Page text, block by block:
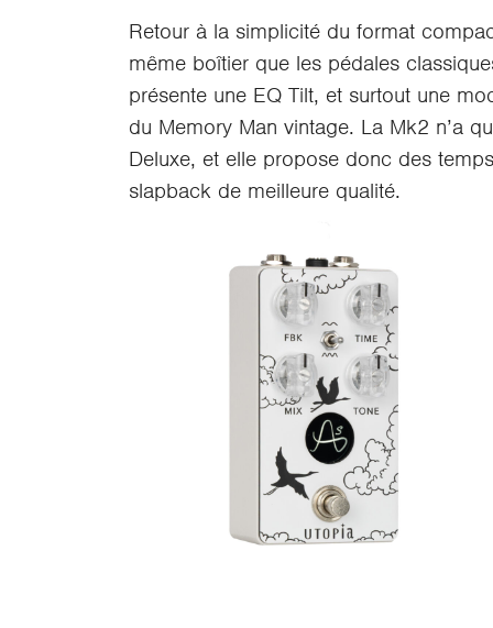
Retour à la simplicité du format
même boîtier que les pédales
présente une EQ Tilt, et surtout une
du Memory Man vintage. La Mk2 n’a
Deluxe, et elle propose donc des
slapback de meilleure qualité.